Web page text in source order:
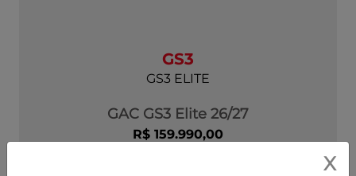
GS3
GS3 ELITE
GAC GS3 Elite 26/27
R$ 159.990,00
X